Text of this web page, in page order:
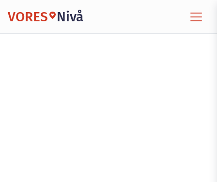
VORES Nivå